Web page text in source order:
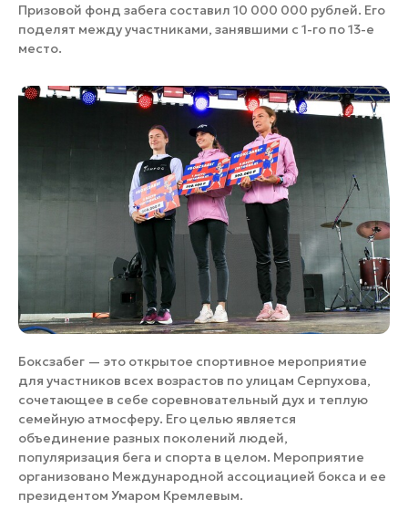
Призовой фонд забега составил 10 000 000 рублей. Его
поделят между участниками, занявшими с 1-го по 13-е
место.
Боксзабег — это открытое спортивное мероприятие
для участников всех возрастов по улицам Серпухова,
сочетающее в себе соревновательный дух и теплую
семейную атмосферу. Его целью является
объединение разных поколений людей,
популяризация бега и спорта в целом. Мероприятие
организовано Международной ассоциацией бокса и ее
президентом Умаром Кремлевым.